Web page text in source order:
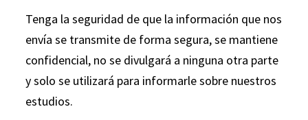
Tenga la seguridad de que la información que nos
envía se transmite de forma segura, se mantiene
confidencial, no se divulgará a ninguna otra parte
y solo se utilizará para informarle sobre nuestros
estudios.